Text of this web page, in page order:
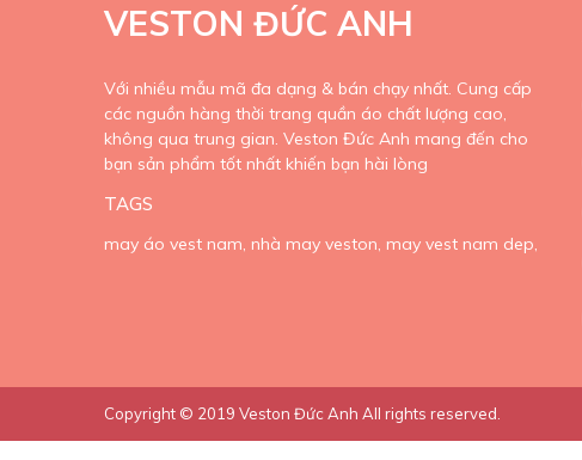
VESTON ĐỨC ANH
Với nhiều mẫu mã đa dạng & bán chạy nhất. Cung cấp
các nguồn hàng thời trang quần áo chất lượng cao,
không qua trung gian. Veston Đức Anh mang đến cho
bạn sản phẩm tốt nhất khiến bạn hài lòng
TAGS
may áo vest nam, nhà may veston, may vest nam dep,
Copyright © 2019 Veston Đức Anh All rights reserved.